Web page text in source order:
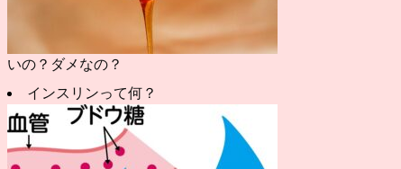
いの？ダメなの？
インスリンって何？